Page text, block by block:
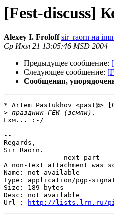
[Fest-discuss]
Alexey I. Froloff sir_raorn на
Ср Июл 21 13:05:46 MSD 2004
Предыдущее сообщение:
Следующее сообщение:
Сообщения,
* Artem Pastukhov <past@>
>
Гхм... :-/
--
Regards,
Sir Raorn.
-------------- next part
A non-text attachment was
Name: not available
Type: application/pgp-
Size: 189 bytes
Desc: not available
Url :
http://lists.lrn.ru/